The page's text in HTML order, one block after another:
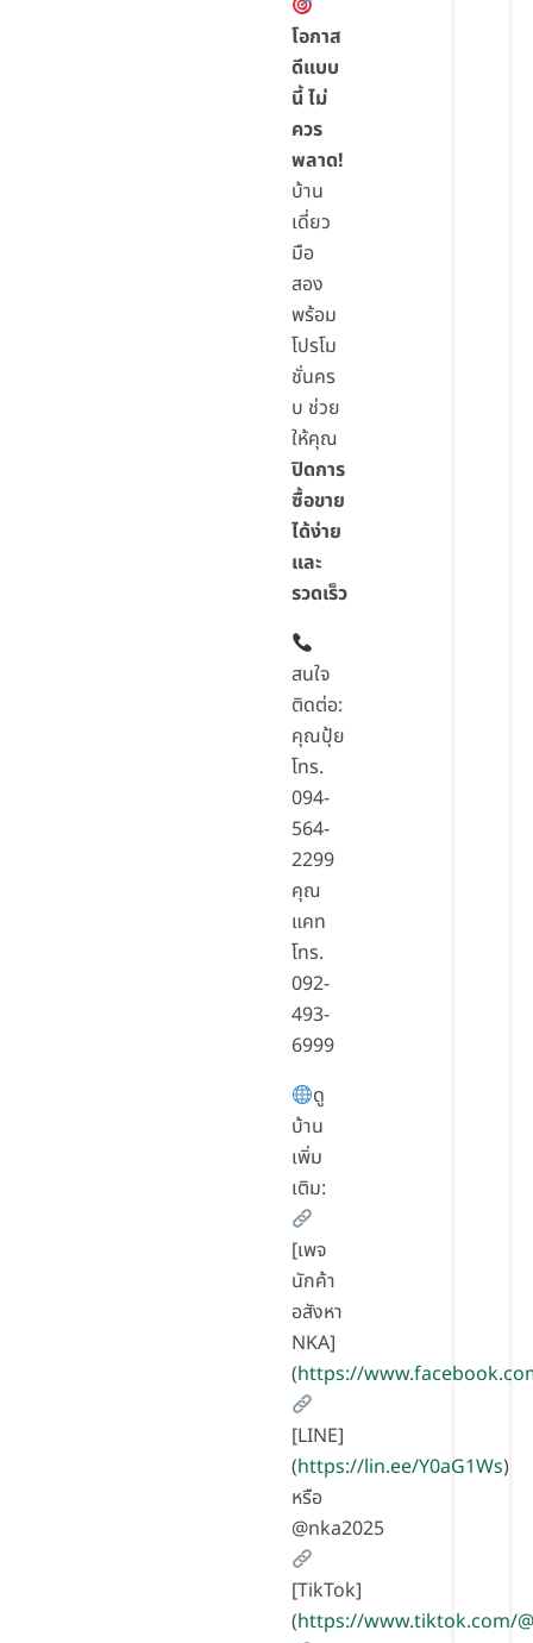
โอกาส
ดีแบบ
นี้ ไม่
ควร
พลาด!
บ้าน
เดี่ยว
มือ
สอง
พร้อม
โปรโม
ชั่นคร
บ ช่วย
ให้คุณ
ปิดการ
ซื้อขาย
ได้ง่าย
และ
รวดเร็ว
สนใจ
ติดต่อ:
คุณปุ้ย
โทร.
094-
564-
2299
คุณ
แคท
โทร.
092-
493-
6999
ดู
บ้าน
เพิ่ม
เติม:
[เพจ
นักค้า
อสังหา
NKA]
(https://
[LINE]
(https://lin.ee/Y0aG1Ws)
หรือ
@nka2025
[TikTok]
(https://www.tiktok.com/